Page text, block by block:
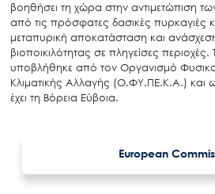
βοηθήσει τη χώρα στην αντιμετώπιση
από τις πρόσφατες δασικές πυρκαγιές
μεταπυρική αποκατάσταση και
βιοποικιλότητας σε πληγείσες περιοχές.
υποβλήθηκε από τον Οργανισμό
Κλιματικής Αλλαγής (Ο.ΦΥ.ΠΕ.Κ.Α.) και
έχει τη Βόρεια Εύβοια.
European